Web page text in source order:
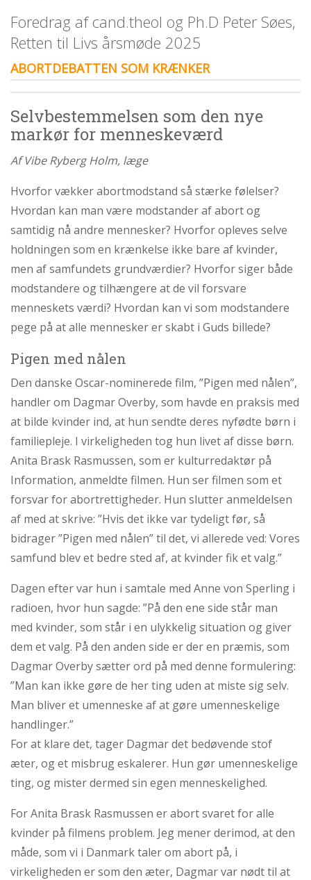
historie
1.6:
Argumenter
imod
abort
1.7:
Perspektiver
2.0:
Om
os
2.1:
Aktioner
aktioner
2.3:
Organisation
2.4:
Abortmindelunden
2.5:
Abortlinien
2.6:
Unge
mod
Life
internationalt
2.8:
Nyhedsbrev
3.0:
Nyheder
4.0:
Webshop
Foredrag af cand.theol og Ph.D Peter Søes,
Retten til Livs årsmøde 2025
ABORTDEBATTEN SOM KRÆNKER
Selvbestemmelsen som den nye
markør for menneskeværd
Af Vibe Ryberg Holm, læge
Hvorfor vækker abortmodstand så stærke følelser?
Hvordan kan man være modstander af abort og
samtidig nå andre mennesker? Hvorfor opleves selve
holdningen som en krænkelse ikke bare af kvinder,
men af samfundets grundværdier? Hvorfor siger både
modstandere og tilhængere at de vil forsvare
menneskets værdi? Hvordan kan vi som modstandere
pege på at alle mennesker er skabt i Guds billede?
Pigen med nålen
Den danske Oscar-nominerede film, ”Pigen med nålen”,
handler om Dagmar Overby, som havde en praksis med
at bilde kvinder ind, at hun sendte deres nyfødte børn i
familiepleje. I virkeligheden tog hun livet af disse børn.
Anita Brask Rasmussen, som er kulturredaktør på
Information, anmeldte filmen. Hun ser filmen som et
forsvar for abortrettigheder. Hun slutter anmeldelsen
af med at skrive: ”Hvis det ikke var tydeligt før, så
bidrager ”Pigen med nålen” til det, vi allerede ved: Vores
samfund blev et bedre sted af, at kvinder fik et valg.”
Dagen efter var hun i samtale med Anne von Sperling i
radioen, hvor hun sagde: ”På den ene side står man
med kvinder, som står i en ulykkelig situation og giver
dem et valg. På den anden side er der en præmis, som
Dagmar Overby sætter ord på med denne formulering:
”Man kan ikke gøre de her ting uden at miste sig selv.
Man bliver et umenneske af at gøre umenneskelige
handlinger.”
For at klare det, tager Dagmar det bedøvende stof
æter, og et misbrug eskalerer. Hun gør umenneskelige
ting, og mister dermed sin egen menneskelighed.
For Anita Brask Rasmussen er abort svaret for alle
kvinder på filmens problem. Jeg mener derimod, at den
måde, som vi i Danmark taler om abort på, i
virkeligheden er som den æter, Dagmar var nødt til at